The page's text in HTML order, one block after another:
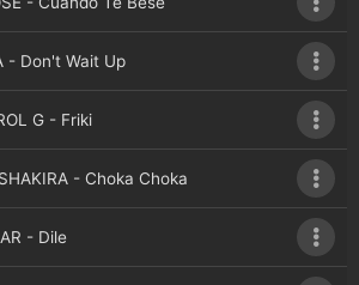
- Don't Wait Up
G - Friki
- Choka Choka
- Dile